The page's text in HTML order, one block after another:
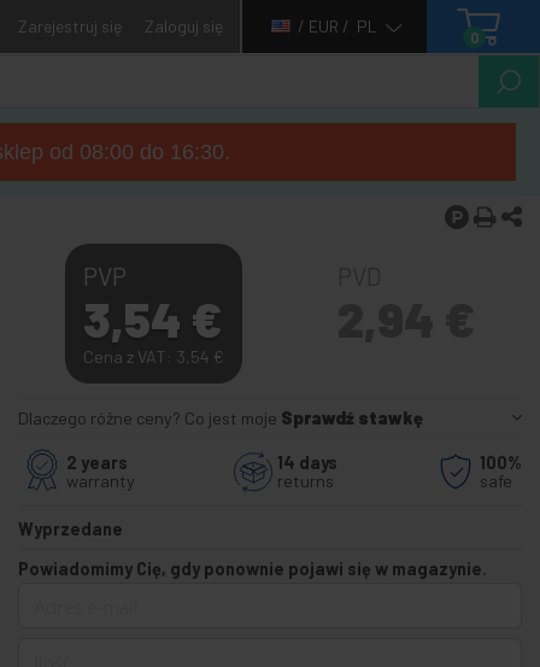
Zarejestruj się Zaloguj się / EUR / PL
0
od 08:00 do 16:30.
PVP
3,54 €
Cena z VAT: 3,54 €
Dlaczego różne ceny? Co jest moje Sprawdź stawkę
2 years
warranty
14 days
returns
100%
safe
Wyprzedane
Powiadomimy Cię, gdy ponownie pojawi się w magazynie.